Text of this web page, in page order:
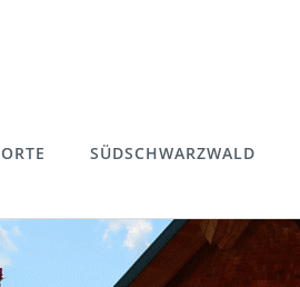
ORTE SÜDSCHWARZWALD